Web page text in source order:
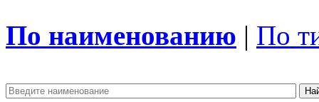
По наименованию | По